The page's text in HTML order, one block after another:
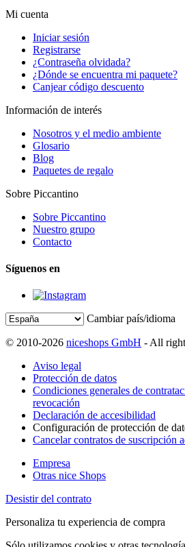
Mi cuenta
Iniciar sesión
Registrarse
¿Contraseña olvidada?
¿Dónde se encuentra mi paquete?
Canjear código descuento
Información de interés
Nosotros y el medio ambiente
Glosario
Blog
Paquetes de regalo
Sobre Piccantino
Sobre Piccantino
Nuestro grupo
Contacto
Síguenos en
Cambiar país/idioma
© 2010-2026 niceshops GmbH - All
Aviso legal
Protección de datos
Condiciones generales de
revocación
Declaración de accesibilidad
Configuración de protección de
Cancelar contratos de suscripción
Empresa
Otras nice Shops
Desistir del contrato
Personaliza tu experiencia de compra